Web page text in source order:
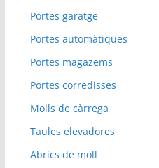
Portes garatge
Portes automàtiques
Portes magazems
Portes corredisses
Molls de càrrega
Taules elevadores
Abrics de moll